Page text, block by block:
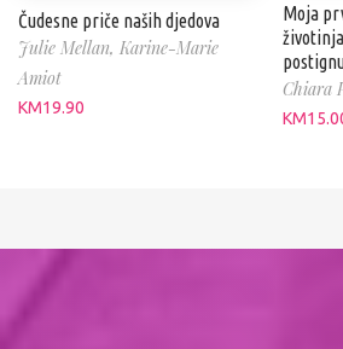
Čudesne priče naših djedova
Julie Mellan, Karine-Marie
Amiot
KM19.90
Moja
Chiara
KM